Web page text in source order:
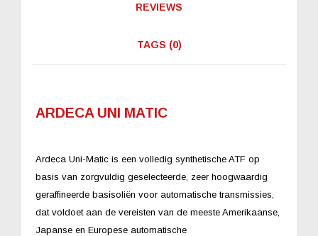
REVIEWS
TAGS (0)
ARDECA UNI MATIC
Ardeca Uni-Matic is een volledig synthetische ATF op
basis van zorgvuldig geselecteerde, zeer hoogwaardig
geraffineerde basisoliën voor automatische transmissies,
dat voldoet aan de vereisten van de meeste Amerikaanse,
Japanse en Europese automatische